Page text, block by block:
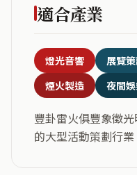
適合產業
燈光音響 展覽
煙火製造
夜間
豐卦雷火俱豐象徵
的大型活動策劃行業